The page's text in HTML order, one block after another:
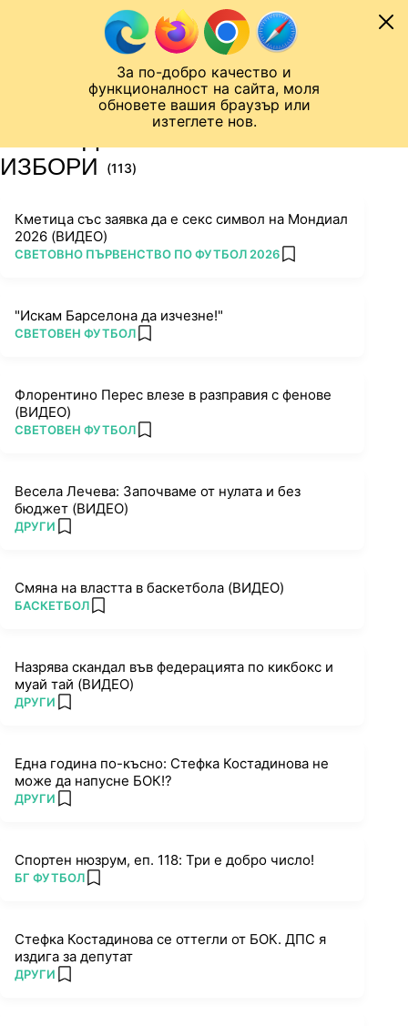
За по-добро качество и
функционалност на сайта, моля
обновете вашия браузър или
изтеглете нов.
Към съдържанието
Лига на Конференциите
ИЗБОРИ
(113)
Кметица със заявка да е секс символ на Мондиал
2026 (ВИДЕО)
ПОВЕЧЕ ОТ
СВЕТОВНО ПЪРВЕНСТВО ПО ФУТБОЛ 2026 add favorites
"Искам Барселона да изчезне!"
ПОВЕЧЕ ОТ
СВЕТОВЕН ФУТБОЛ add favorites
Флорентино Перес влезе в разправия с фенове
(ВИДЕО)
ПОВЕЧЕ ОТ
СВЕТОВЕН ФУТБОЛ add favorites
Весела Лечева: Започваме от нулата и без
бюджет (ВИДЕО)
ПОВЕЧЕ ОТ
ДРУГИ add favorites
Смяна на властта в баскетбола (ВИДЕО)
ПОВЕЧЕ ОТ
БАСКЕТБОЛ add favorites
Назрява скандал във федерацията по кикбокс и
муай тай (ВИДЕО)
ПОВЕЧЕ ОТ
ДРУГИ add favorites
Една година по-късно: Стефка Костадинова не
може да напусне БОК!?
ПОВЕЧЕ ОТ
ДРУГИ add favorites
Спортен нюзрум, еп. 118: Три е добро число!
ПОВЕЧЕ ОТ
БГ ФУТБОЛ add favorites
Стефка Костадинова се оттегли от БОК. ДПС я
издига за депутат
ПОВЕЧЕ ОТ
ДРУГИ add favorites